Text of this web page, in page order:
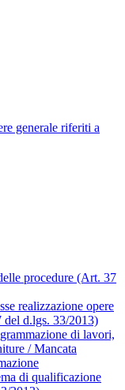
generale riferiti a
procedure (Art. 37
realizzazione opere
d.lgs. 33/2013)
di lavori,
/ Mancata
di qualificazione